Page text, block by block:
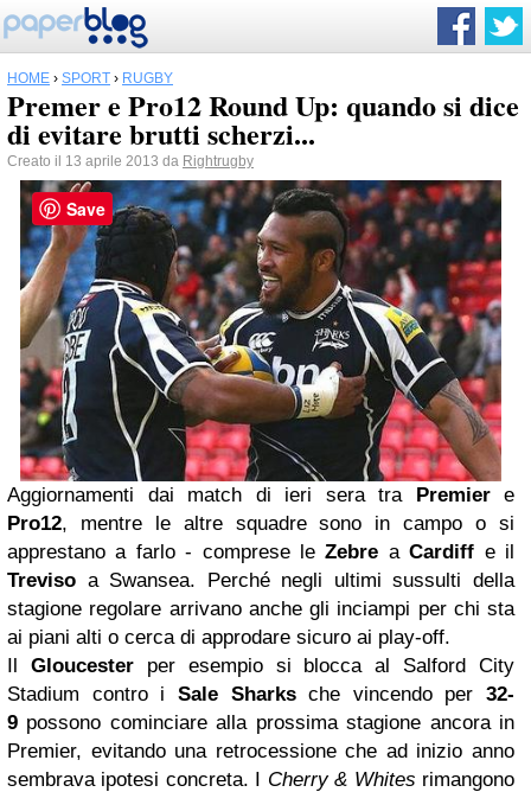
HOME › SPORT › RUGBY
Premer e Pro12 Round Up: quando si dice
di evitare brutti scherzi...
Creato il 13 aprile 2013 da Rightrugby
Aggiornamenti dai match di ieri sera tra Premiere
Pro12, mentre le altre squadre sono in campo o si
apprestano a farlo - comprese leZebre aCardiff e il
Treviso a Swansea. Perché negli ultimi sussulti della
stagione regolare arrivano anche gli inciampi per chi sta
ai piani alti o cerca di approdare sicuro ai play-off.
Il Gloucesterper esempio si blocca al Salford City
Stadium contro i Sale Sharksche vincendo per 32-
9 possono cominciare alla prossima stagione ancora in
Premier, evitando una retrocessione che ad inizio anno
sembrava ipotesi concreta. I Cherry & Whites rimangono
Save